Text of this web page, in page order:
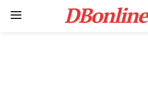
DBonline